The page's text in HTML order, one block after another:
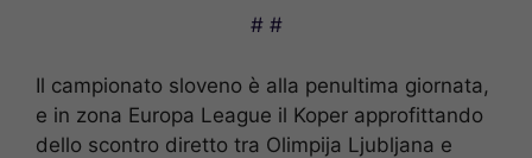
# #
Il campionato sloveno è alla penultima giornata,
e in zona Europa League il Koper approfittando
dello scontro diretto tra Olimpija Ljubljana e